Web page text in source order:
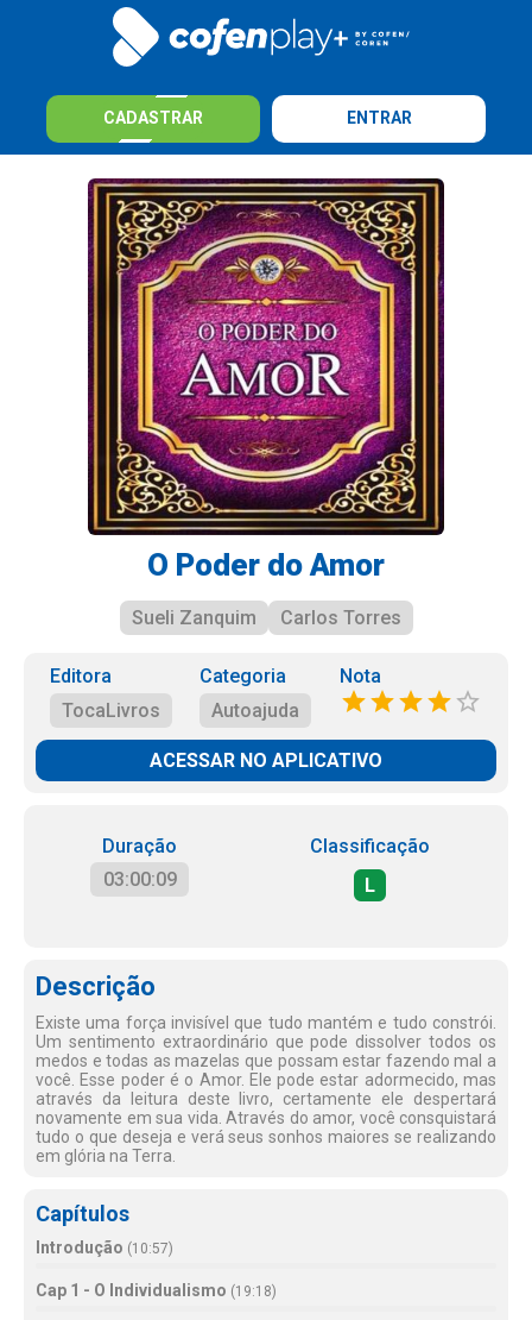
CADASTRAR ENTRAR
O Poder do Amor
Sueli Zanquim Carlos Torres
Editora
TocaLivros
Categoria
Autoajuda
Nota
ACESSAR NO APLICATIVO
Duração
03:00:09
Classificação
L
Descrição
Existe uma força invisível que tudo mantém e tudo constrói.
Um sentimento extraordinário que pode dissolver todos os
medos e todas as mazelas que possam estar fazendo mal a
você. Esse poder é o Amor. Ele pode estar adormecido, mas
através da leitura deste livro, certamente ele despertará
novamente em sua vida. Através do amor, você consquistará
tudo o que deseja e verá seus sonhos maiores se realizando
em glória na Terra.
Capítulos
Introdução (10:57)
Cap 1 - O Individualismo (19:18)